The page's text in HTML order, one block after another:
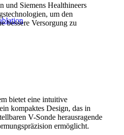
und Siemens Healthineers
um den
bessere Versorgung zu
bietet eine intuitive
kompaktes Design, das in
V-Sonde herausragende
ermöglicht.